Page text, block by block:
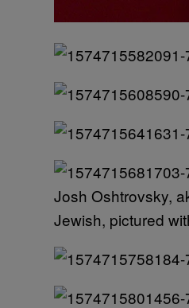
Josh Oshtrovsky,
Jewish, pictured